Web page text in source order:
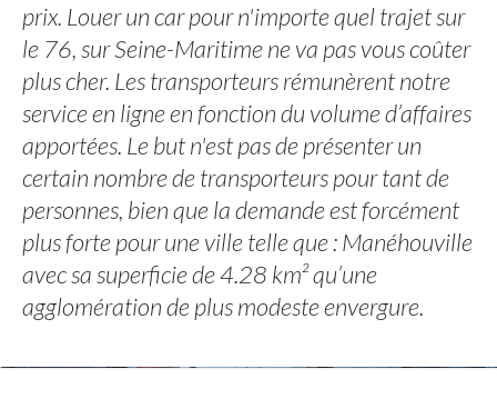
prix. Louer un car pour n'importe quel trajet sur
le 76, sur Seine-Maritime ne va pas vous coûter
plus cher. Les transporteurs rémunèrent notre
service en ligne en fonction du volume d’affaires
apportées. Le but n'est pas de présenter un
certain nombre de transporteurs pour tant de
personnes, bien que la demande est forcément
plus forte pour une ville telle que : Manéhouville
avec sa superficie de 4.28 km² qu’une
agglomération de plus modeste envergure.